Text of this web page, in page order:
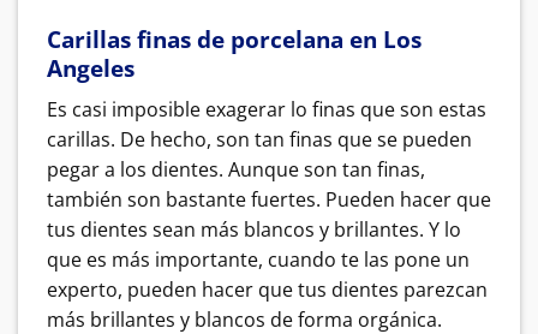
Carillas finas de porcelana en Los
Angeles
Es casi imposible exagerar lo finas que son estas
carillas. De hecho, son tan finas que se pueden
pegar a los dientes. Aunque son tan finas,
también son bastante fuertes. Pueden hacer que
tus dientes sean más blancos y brillantes. Y lo
que es más importante, cuando te las pone un
experto, pueden hacer que tus dientes parezcan
más brillantes y blancos de forma orgánica.